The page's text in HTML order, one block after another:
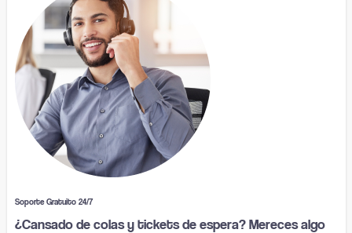
Soporte Gratuito 24/7
¿Cansado de colas y tickets de espera? Mereces algo